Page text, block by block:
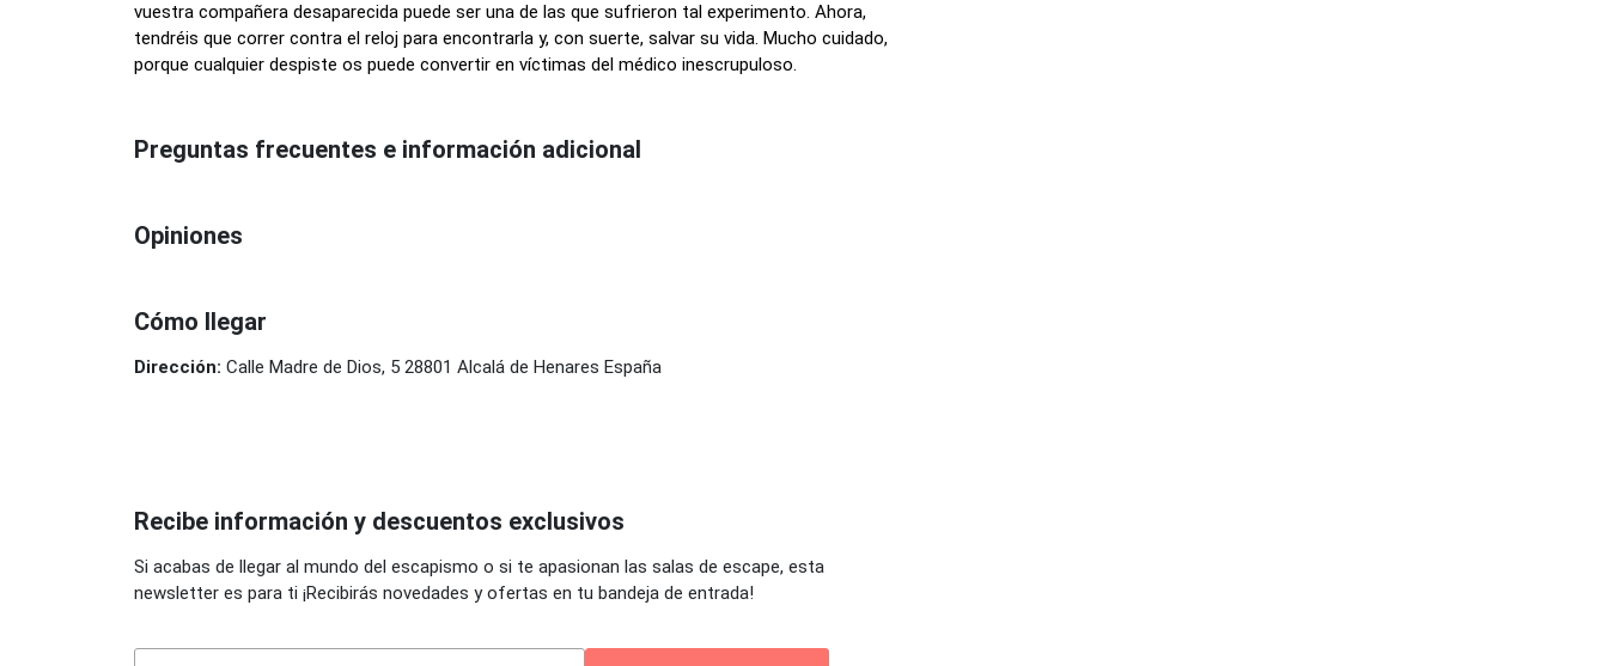
vuestra compañera desaparecida puede ser una de las que sufrieron tal experimento. Ahora,
tendréis que correr contra el reloj para encontrarla y, con suerte, salvar su vida. Mucho cuidado,
porque cualquier despiste os puede convertir en víctimas del médico inescrupuloso.
Preguntas frecuentes e información adicional
Opiniones
Cómo llegar
Dirección: Calle Madre de Dios, 5 28801 Alcalá de Henares España
Recibe información y descuentos exclusivos
Si acabas de llegar al mundo del escapismo o si te apasionan las salas de escape, esta
newsletter es para ti ¡Recibirás novedades y ofertas en tu bandeja de entrada!